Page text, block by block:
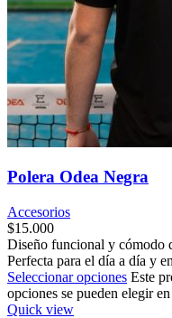
Polera Odea Negra
Accesorios
$15.000
Diseño funcional y cómodo
Perfecta para el día a día y
Seleccionar opciones Este
opciones se pueden elegir
Quick view